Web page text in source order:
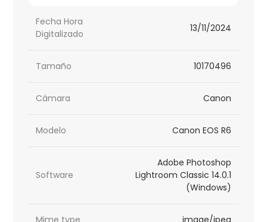
Fecha Hora
Digitalizado
13/11/2024
Tamaño 10170496
Cámara Canon
Modelo Canon EOS R6
Software
Adobe Photoshop
Lightroom Classic 14.0.1
(Windows)